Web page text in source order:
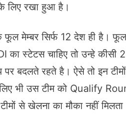
लिए रखा हुआ है।
सिर्फ 12 देश ही है। फूल
स्टेटस चाहिए तो उन्हे कीसी
पर बदलते रहते है। ऐसे तो इन
भी उस टीम को Qualify
से खेलना का मौका नहीं